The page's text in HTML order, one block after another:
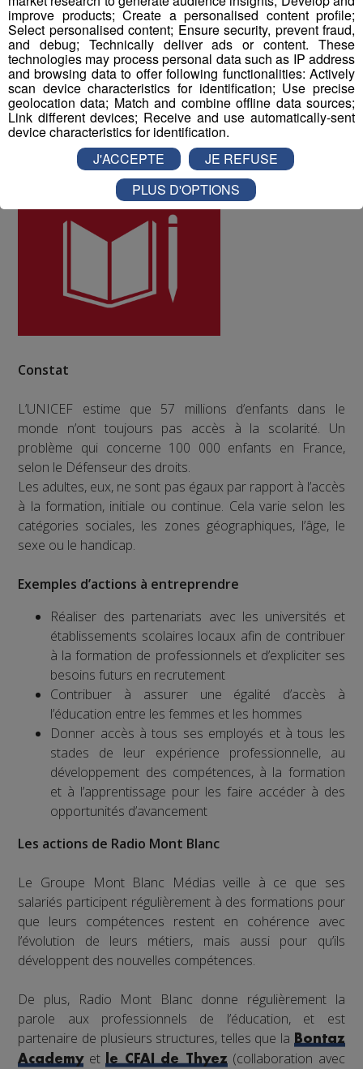
les collaborateurs ont donné une note globale de 8 sur
10 à la qualité de vie au travail au sein du Groupe Mont
Blanc Médias.
ODD numéro 4 : Education de qualité
Constat
L’UNICEF estime que 57 millions d’enfants dans le
monde n’ont toujours pas accès à la scolarité. Un
problème qui concerne 100 000 enfants en France,
selon le Défenseur des droits.
Les adultes, eux, ne sont pas égaux par rapport à l’accès
à la formation, initiale ou continue. Cela varie selon les
catégories sociales, les zones géographiques, l’âge, le
sexe ou le handicap.
Exemples d’actions à entreprendre
Réaliser des partenariats avec les universités et
établissements scolaires locaux afin de contribuer
à la formation de professionnels et d’expliciter ses
besoins futurs en recrutement
Contribuer à assurer une égalité d’accès à
l’éducation entre les femmes et les hommes
Donner accès à tous ses employés et à tous les
stades de leur expérience professionnelle, au
développement des compétences, à la formation
et à l’apprentissage pour les faire accéder à des
opportunités d’avancement
Les actions de Radio Mont Blanc
Le Groupe Mont Blanc Médias veille à ce que ses
salariés participent régulièrement à des formations pour
que leurs compétences restent en cohérence avec
l’évolution de leurs métiers, mais aussi pour qu’ils
développent des nouvelles compétences.
De plus, Radio Mont Blanc donne régulièrement la
parole aux professionnels de l’éducation, et est
partenaire de plusieurs structures, telles que la Bontaz
Academyetle CFAI de Thyez(collaboration avec
improve products; Create a personalised content profile;
Select personalised content; Ensure security, prevent fraud,
and debug; Technically deliver ads or content. These
technologies may process personal data such as IP address
and browsing data to offer following functionalities: Actively
scan device characteristics for identification; Use precise
geolocation data; Match and combine offline data sources;
Link different devices; Receive and use automatically-sent
device characteristics for identification.
J'ACCEPTE
JE REFUSE
PLUS D'OPTIONS